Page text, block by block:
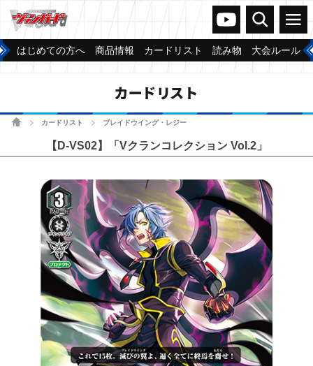
ヴァンガードch
検索 メニュー
はじめての方へ 商品情報 カードリスト 読み物 大会ルール
カードリスト
ホームカードリスト ブレイドウイング・レジー
【D-VS02】「Vクランコレクション Vol.2」